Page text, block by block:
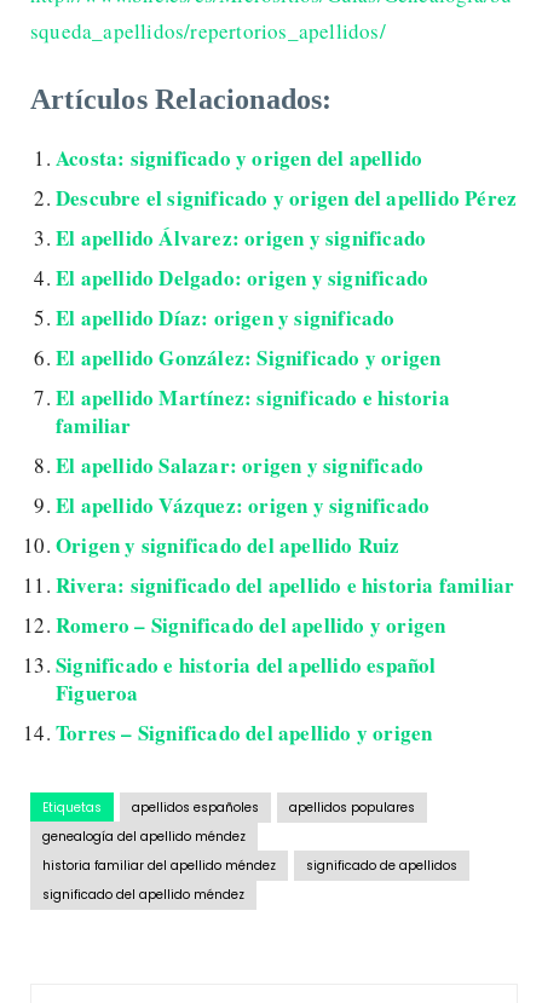
squeda_apellidos/repertorios_apellidos/
Artículos Relacionados:
Acosta: significado y origen del apellido
Descubre el significado y origen del apellido Pérez
El apellido Álvarez: origen y significado
El apellido Delgado: origen y significado
El apellido Díaz: origen y significado
El apellido González: Significado y origen
El apellido Martínez: significado e historia
familiar
El apellido Salazar: origen y significado
El apellido Vázquez: origen y significado
Origen y significado del apellido Ruiz
Rivera: significado del apellido e historia familiar
Romero – Significado del apellido y origen
Significado e historia del apellido español
Figueroa
Torres – Significado del apellido y origen
Etiquetas apellidos españoles
apellidos populares
genealogía del apellido méndez
historia familiar del apellido méndez
significado de apellidos
significado del apellido méndez